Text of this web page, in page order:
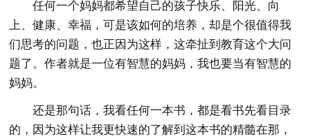
任何一个妈妈都希望自己的孩子快乐、阳光、向
上、健康、幸福，可是该如何的培养，却是个很值得我
们思考的问题，也正因为这样，这牵扯到教育这个大问
题了。作者就是一位有智慧的妈妈，我也要当有智慧的
妈妈。
还是那句话，我看任何一本书，都是看书先看目录
的，因为这样让我更快速的了解到这本书的精髓在那，